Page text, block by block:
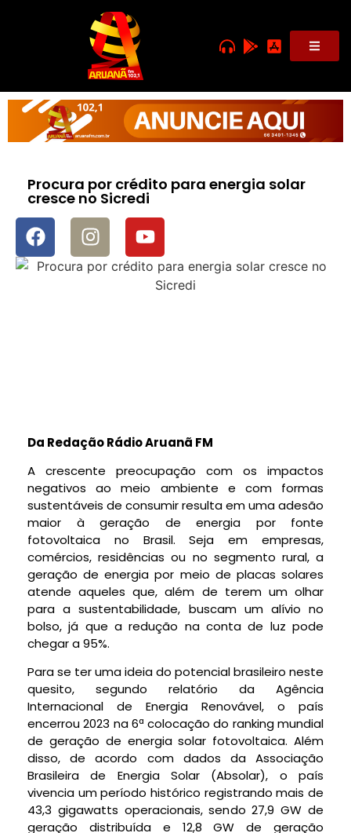
Procura por crédito para energia solar
cresce no Sicredi
Da Redação Rádio Aruanã FM
A crescente preocupação com os impactos
negativos ao meio ambiente e com formas
sustentáveis de consumir resulta em uma adesão
maior à geração de energia por fonte
fotovoltaica no Brasil. Seja em empresas,
comércios, residências ou no segmento rural, a
geração de energia por meio de placas solares
atende aqueles que, além de terem um olhar
para a sustentabilidade, buscam um alívio no
bolso, já que a redução na conta de luz pode
chegar a 95%.
Para se ter uma ideia do potencial brasileiro neste
quesito, segundo relatório da Agência
Internacional de Energia Renovável, o país
encerrou 2023 na 6ª colocação do ranking mundial
de geração de energia solar fotovoltaica. Além
disso, de acordo com dados da Associação
Brasileira de Energia Solar (Absolar), o país
vivencia um período histórico registrando mais de
43,3 gigawatts operacionais, sendo 27,9 GW de
geração distribuída e 12,8 GW de geração